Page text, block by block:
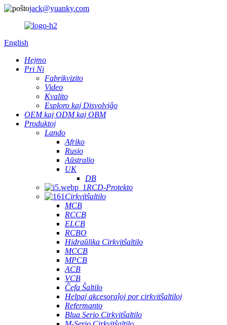
jack@yuanky.com
English
Hejmo
Pri Ni
Fabrikvizito
Video
Kvalito
Esploro kaj Disvolviĝo
OEM kaj ODM kaj OBM
Produktoj
Lando
Afriko
Rusio
Aŭstralio
UK
DB
RCD-Protekto
Cirkvitŝaltilo
MCB
RCCB
ELCB
RCBO
Hidraŭlika Cirkvitŝaltilo
MCCB
MPCB
ACB
VCB
Ĉefa Ŝaltilo
Helpaj akcesoraĵoj por cirkvitŝaltiloj
Refermanto
Blua Serio Cirkvitŝaltilo